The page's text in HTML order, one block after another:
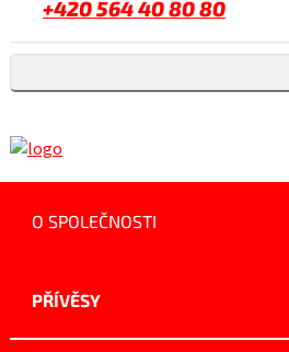
+420 564 40 80 80
O SPOLEČNOSTI
PŘÍVĚSY